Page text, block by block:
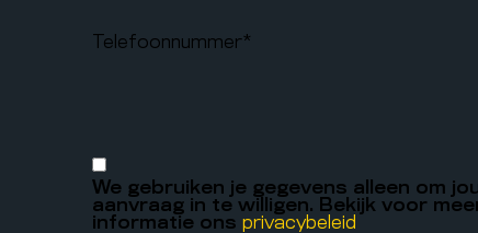
Telefoonnummer*
We gebruiken je gegevens alleen om
aanvraag in te willigen. Bekijk voor
informatie onsprivacybeleid